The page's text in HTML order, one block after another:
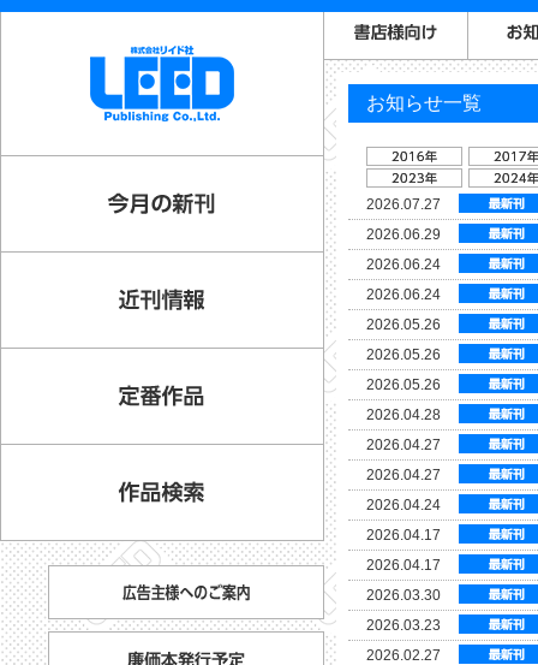
お知らせ一覧
2026.07.27
2026.06.29
2026.06.24
2026.06.24
2026.05.26
2026.05.26
2026.05.26
2026.04.28
2026.04.27
2026.04.27
2026.04.24
2026.04.17
2026.04.17
2026.03.30
2026.03.23
2026.02.27